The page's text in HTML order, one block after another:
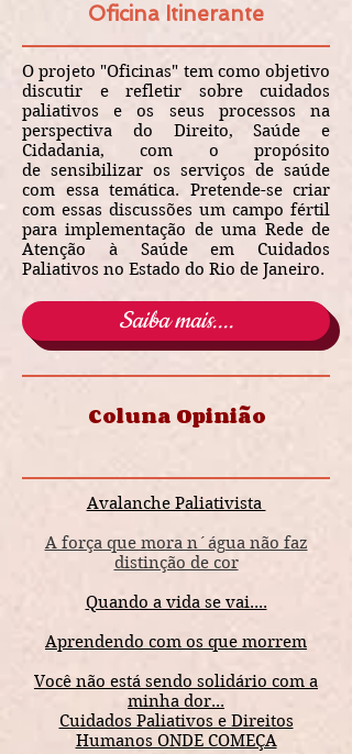
Oficina Itinerante
O projeto "Oficinas" tem como objetivo
discutir e refletir sobre cuidados
paliativos e os seus processos na
perspectiva do Direito, Saúde e
Cidadania, com o propósito
de sensibilizar os serviços de saúde
com essa temática. Pretende-se criar
com essas discussões um campo fértil
para implementação de uma Rede de
Atenção à Saúde em Cuidados
Paliativos no Estado do Rio de Janeiro.
Saiba mais....
Coluna Opinião
Avalanche Paliativista
A força que mora n´água não faz
distinção de cor
Quando a vida se vai....
Aprendendo com os que morrem
Você não está sendo solidário com a
minha dor...
Cuidados Paliativos e Direitos
Humanos ONDE COMEÇA